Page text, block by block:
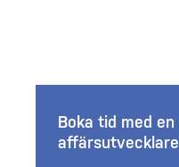
Boka tid med en
affärsutvecklare